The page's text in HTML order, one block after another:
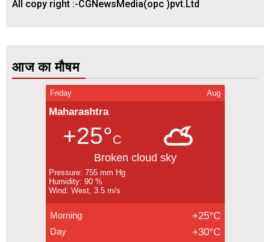
All copy right :-CGNewsMedia(opc )pvt.Ltd
आज का मौषम
Friday Aug
Maharashtra
+25°C
Broken cloud sky
Pressure: 755 mm Hg
Humidity: 90 %
Wind: West, 3.5 m/s
Morning +25°C
Day +30°C